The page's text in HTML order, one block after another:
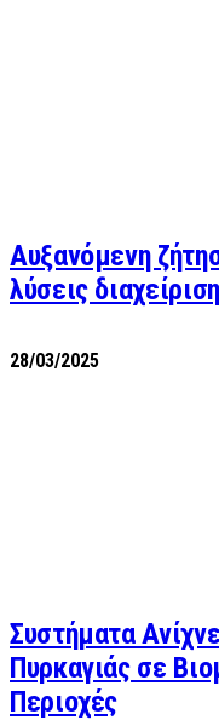
Αυξανόμενη
λύσεις
28/03/2025
Συστήματα
Πυρκαγιάς σε
Περιοχές